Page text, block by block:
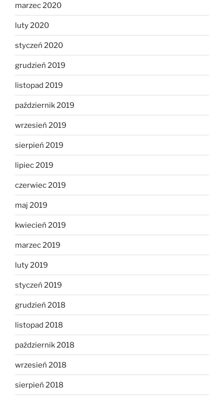
marzec 2020
luty 2020
styczeń 2020
grudzień 2019
listopad 2019
październik 2019
wrzesień 2019
sierpień 2019
lipiec 2019
czerwiec 2019
maj 2019
kwiecień 2019
marzec 2019
luty 2019
styczeń 2019
grudzień 2018
listopad 2018
październik 2018
wrzesień 2018
sierpień 2018